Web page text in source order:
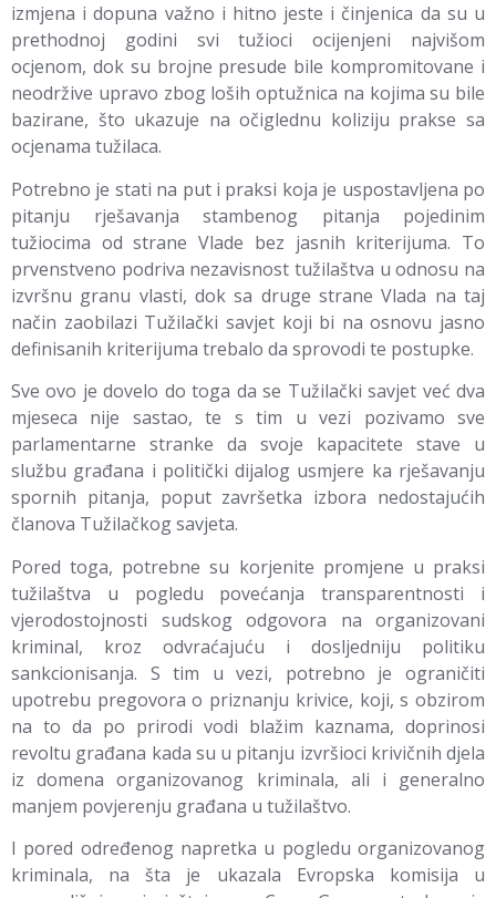
izmjena i dopuna važno i hitno jeste i činjenica da su u
prethodnoj godini svi tužioci ocijenjeni najvišom
ocjenom, dok su brojne presude bile kompromitovane i
neodržive upravo zbog loših optužnica na kojima su bile
bazirane, što ukazuje na očiglednu koliziju prakse sa
ocjenama tužilaca.
Potrebno je stati na put i praksi koja je uspostavljena po
pitanju rješavanja stambenog pitanja pojedinim
tužiocima od strane Vlade bez jasnih kriterijuma. To
prvenstveno podriva nezavisnost tužilaštva u odnosu na
izvršnu granu vlasti, dok sa druge strane Vlada na taj
način zaobilazi Tužilački savjet koji bi na osnovu jasno
definisanih kriterijuma trebalo da sprovodi te postupke.
Sve ovo je dovelo do toga da se Tužilački savjet već dva
mjeseca nije sastao, te s tim u vezi pozivamo sve
parlamentarne stranke da svoje kapacitete stave u
službu građana i politički dijalog usmjere ka rješavanju
spornih pitanja, poput završetka izbora nedostajućih
članova Tužilačkog savjeta.
Pored toga, potrebne su korjenite promjene u praksi
tužilaštva u pogledu povećanja transparentnosti i
vjerodostojnosti sudskog odgovora na organizovani
kriminal, kroz odvraćajuću i dosljedniju politiku
sankcionisanja. S tim u vezi, potrebno je ograničiti
upotrebu pregovora o priznanju krivice, koji, s obzirom
na to da po prirodi vodi blažim kaznama, doprinosi
revoltu građana kada su u pitanju izvršioci krivičnih djela
iz domena organizovanog kriminala, ali i generalno
manjem povjerenju građana u tužilaštvo.
I pored određenog napretka u pogledu organizovanog
kriminala, na šta je ukazala Evropska komisija u